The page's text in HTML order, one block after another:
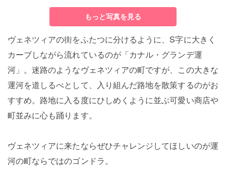
もっと写真を見る
ヴェネツィアの街をふたつに分けるように、S字に大きく
カーブしながら流れているのが「カナル・グランデ運
河」。迷路のようなヴェネツィアの町ですが、この大きな
運河を道しるべとして、入り組んだ路地を散策するのがお
すすめ。路地に入る度にひしめくように並ぶ可愛い商店や
町並みに心も踊ります。
ヴェネツィアに来たならぜひチャレンジしてほしいのが運
河の町ならではのゴンドラ。